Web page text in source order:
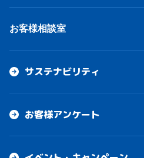
お客様相談室
サステナビリティ
お客様アンケート